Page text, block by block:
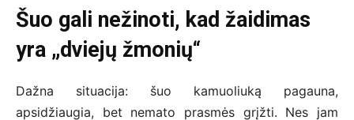
Šuo gali nežinoti, kad žaidimas
yra „dviejų žmonių“
Dažna situacija: šuo kamuoliuką pagauna,
apsidžiaugia, bet nemato prasmės grįžti. Nes jam